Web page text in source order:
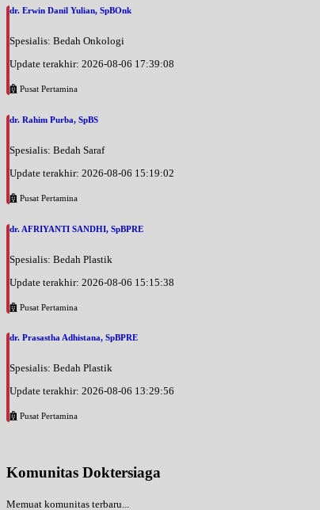
dr. Erwin Danil Yulian, SpBOnk
Spesialis: Bedah Onkologi
Update terakhir: 2026-08-06 17:39:08
Pusat Pertamina
dr. Rahim Purba, SpBS
Spesialis: Bedah Saraf
Update terakhir: 2026-08-06 15:19:02
Pusat Pertamina
dr. AFRIYANTI SANDHI, SpBPRE
Spesialis: Bedah Plastik
Update terakhir: 2026-08-06 15:15:38
Pusat Pertamina
dr. Prasastha Adhistana, SpBPRE
Spesialis: Bedah Plastik
Update terakhir: 2026-08-06 13:29:56
Pusat Pertamina
Komunitas Doktersiaga
Memuat komunitas terbaru...